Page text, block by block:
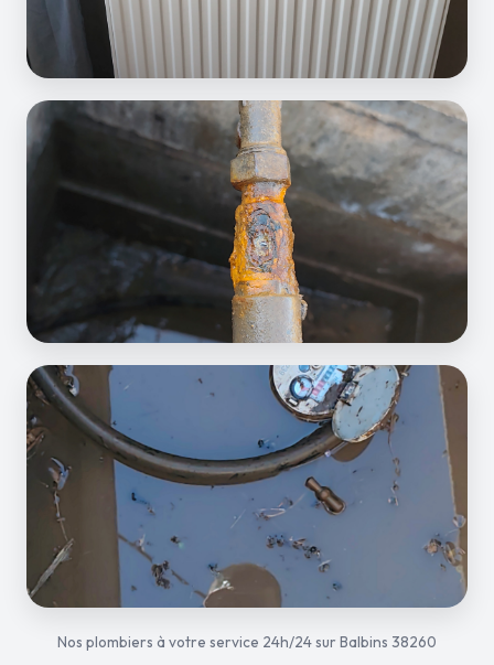
Nos plombiers à votre service 24h/24 sur Balbins 38260